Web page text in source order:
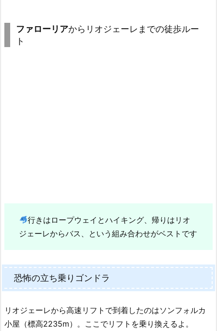
ファローリアからリオジェーレまでの徒歩ルー
ト
行きはロープウェイとハイキング、帰りはリオ
ジェーレからバス、という組み合わせがベストです
恐怖の立ち乗りゴンドラ
リオジェーレから高速リフトで到着したのはソンフォルカ
小屋（標高2235m）。ここでリフトを乗り換えるよ。